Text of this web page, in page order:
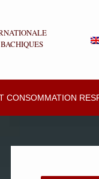
CONSOMMATION